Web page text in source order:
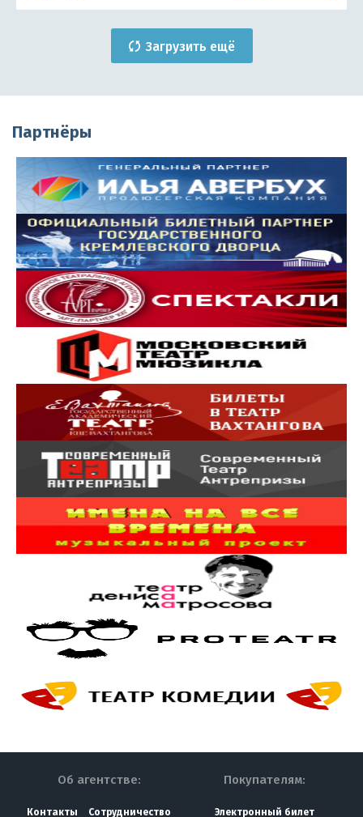
Загрузить ещё
Партнёры
Об агентстве:
Контакты Сотрудничество
Покупателям:
Электронный билет